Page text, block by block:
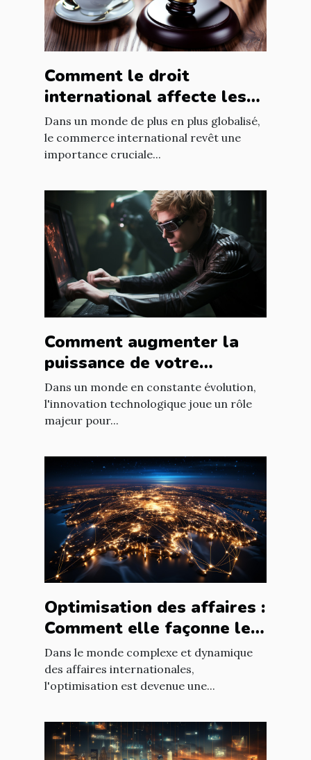
Comment le droit
international affecte les
accords commerciaux
Dans un monde de plus en plus globalisé,
le commerce international revêt une
importance cruciale...
Comment augmenter la
puissance de votre
entreprise grâce aux
nouvelles technologies
Dans un monde en constante évolution,
l'innovation technologique joue un rôle
majeur pour...
Optimisation des affaires :
Comment elle façonne le
paysage économique
international
Dans le monde complexe et dynamique
des affaires internationales,
l'optimisation est devenue une...